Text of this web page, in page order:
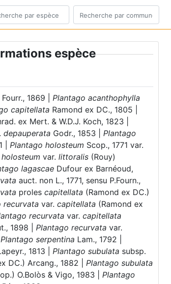
espèce
Fourr., 1869 |Plantago acanthophylla
capitellata Ramond ex DC., 1805 |
ex Mert. & W.D.J. Koch, 1823 |
depauperata Godr., 1853 |Plantago
|Plantago holosteum Scop., 1771 var.
holosteumvar. littoralis (Rouy)
lagascae Dufour ex Barnéoud,
auct. non L., 1771, sensu P.Fourn.,
proles capitellata (Ramond ex DC.)
recurvatavar. capitellata (Ramond ex
recurvatavar. capitellata
1898 |Plantago recurvatavar.
Plantago serpentina Lam., 1792 |
1813 |Plantago subulata subsp.
DC.) Arcang., 1882 |Plantago subulata
O.Bolòs & Vigo, 1983 |Plantago